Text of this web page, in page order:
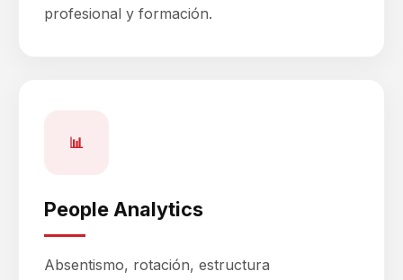
profesional y formación.
📊
People Analytics
Absentismo, rotación, estructura